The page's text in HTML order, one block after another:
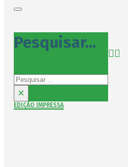
Pesquisar...
Pesquisar
×
EDIÇÃO IMPRESSA